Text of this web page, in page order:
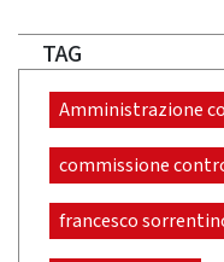
TAG
Amministrazione
commissione
francesco